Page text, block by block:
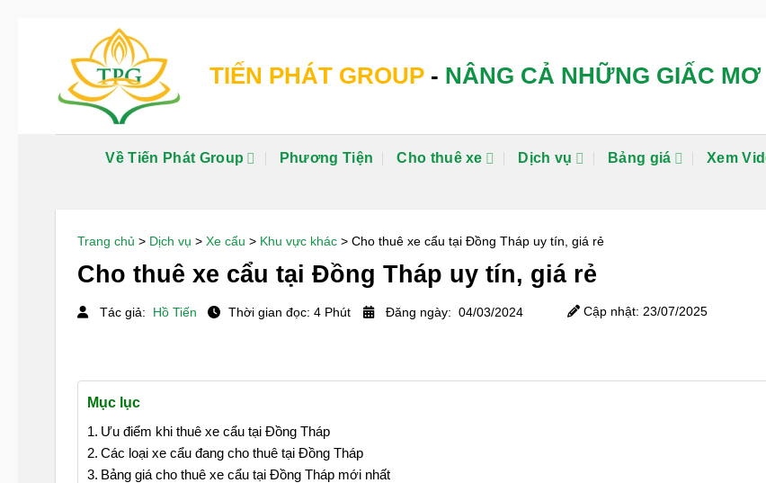
TIẾN PHÁT GROUP - NÂNG CẢ NHỮNG GIẤC MƠ
Về Tiến Phát Group Phương Tiện Cho thuê xe Dịch vụ Bảng giá Xem
Trang chủ > Dịch vụ > Xe cẩu > Khu vực khác > Cho thuê xe cẩu tại Đồng Tháp uy tín, giá rẻ
Cho thuê xe cẩu tại Đồng Tháp uy tín, giá rẻ
Tác giả: Hồ Tiến Thời gian đọc: 4 Phút Đăng ngày: 04/03/2024 Cập nhật: 23/07/2025
Mục lục
Ưu điểm khi thuê xe cẩu tại Đồng Tháp
Các loại xe cẩu đang cho thuê tại Đồng Tháp
Bảng giá cho thuê xe cẩu tại Đồng Tháp mới nhất